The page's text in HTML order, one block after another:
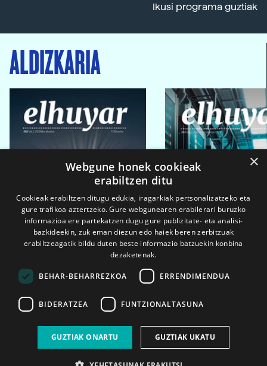
Ikusi programa guztiak
ALDIZKARIA
2026ko eka. 1a 2026ko mar. 1a
×
Webgune honek cookieak
erabiltzen ditu
Cookieak erabiltzen ditugu edukia, iragarkiak pertsonalizatzeko eta
gure trafikoa aztertzeko. Gure webgunearen erabilerari buruzko
informazioa ere partekatzen dugu gure publizitate- eta analisi-
bazkideekin, zuk eman diezun edo haiek beren zerbitzuak
erabiltzeagatik bildu duten beste informazio batzuekin konbina
dezaketenak.
BEHAR-BEHARREZKOA ERRENDIMENDUA
BIDERATZEA FUNTZIONALTASUNA
GUZTIAK ONARTU GUZTIAK UKATU